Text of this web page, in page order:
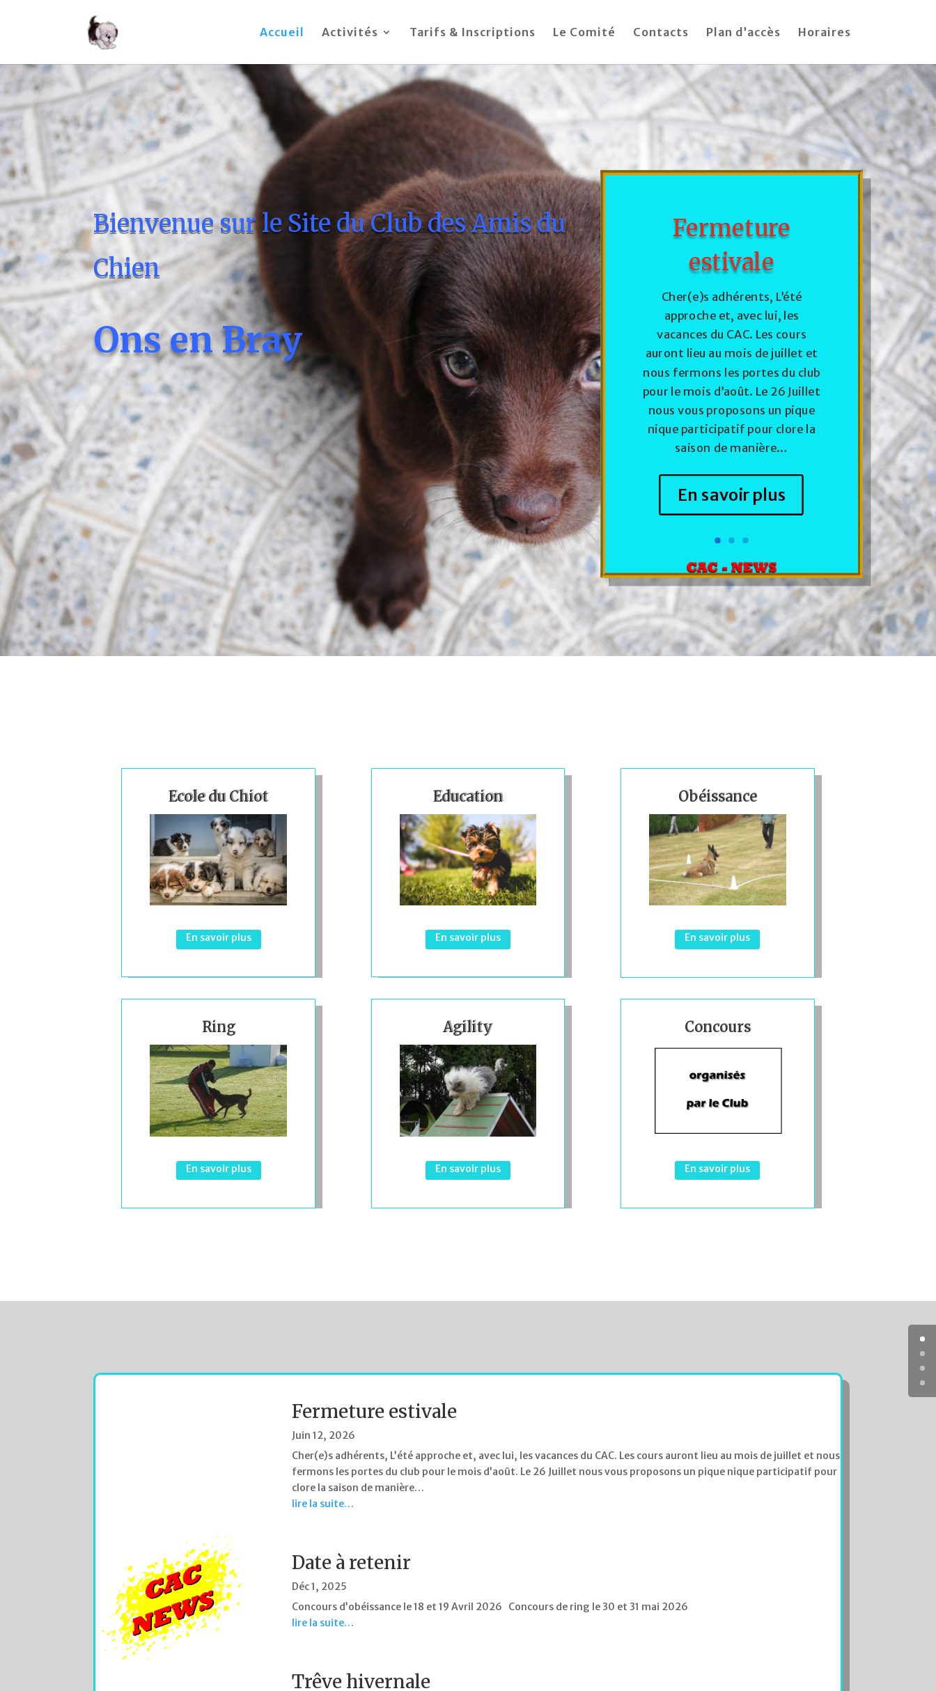
Accueil Activités Tarifs & Inscriptions Le Comité Contacts Plan d’accès Horaires
Bienvenue sur le Site du Club des Amis du
Chien
Ons en Bray
Fermeture
estivale
Cher(e)s adhérents, L’été
approche et, avec lui, les
vacances du CAC. Les cours
auront lieu au mois de juillet et
nous fermons les portes du club
pour le mois d’août. Le 26 Juillet
nous vous proposons un pique
nique participatif pour clore la
saison de manière…
En savoir plus
Ecole du Chiot
En savoir plus
Education
En savoir plus
Obéissance
En savoir plus
Ring
En savoir plus
Agility
En savoir plus
Concours
En savoir plus
Fermeture estivale
Juin 12, 2026
Cher(e)s adhérents, L’été approche et, avec lui, les vacances du CAC. Les cours auront lieu au mois de juillet et nous
fermons les portes du club pour le mois d’août. Le 26 Juillet nous vous proposons un pique nique participatif pour
clore la saison de manière…
lire la suite…
Date à retenir
Déc 1, 2025
Concours d’obéissance le 18 et 19 Avril 2026 Concours de ring le 30 et 31 mai 2026
lire la suite…
Trêve hivernale